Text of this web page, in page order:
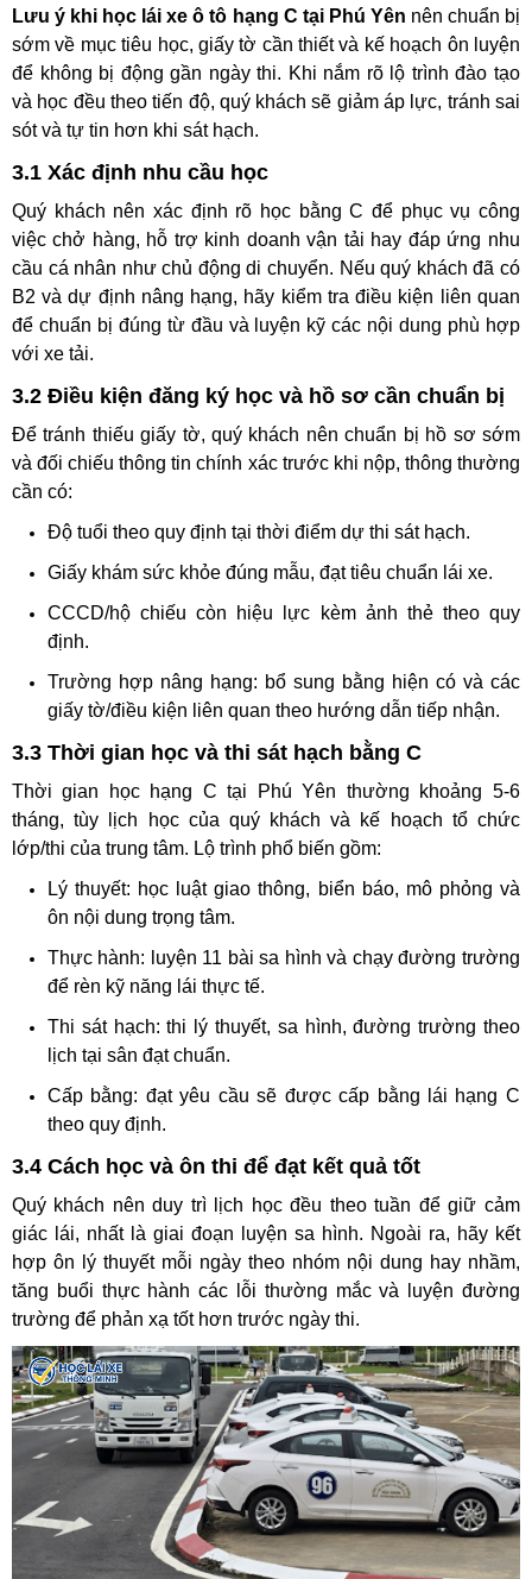
Lưu ý khi học lái xe ô tô hạng C tại Phú Yên nên chuẩn bị
sớm về mục tiêu học, giấy tờ cần thiết và kế hoạch ôn luyện
để không bị động gần ngày thi. Khi nắm rõ lộ trình đào tạo
và học đều theo tiến độ, quý khách sẽ giảm áp lực, tránh sai
sót và tự tin hơn khi sát hạch.
3.1 Xác định nhu cầu học
Quý khách nên xác định rõ học bằng C để phục vụ công
việc chở hàng, hỗ trợ kinh doanh vận tải hay đáp ứng nhu
cầu cá nhân như chủ động di chuyển. Nếu quý khách đã có
B2 và dự định nâng hạng, hãy kiểm tra điều kiện liên quan
để chuẩn bị đúng từ đầu và luyện kỹ các nội dung phù hợp
với xe tải.
3.2 Điều kiện đăng ký học và hồ sơ cần chuẩn bị
Để tránh thiếu giấy tờ, quý khách nên chuẩn bị hồ sơ sớm
và đối chiếu thông tin chính xác trước khi nộp, thông thường
cần có:
Độ tuổi theo quy định tại thời điểm dự thi sát hạch.
Giấy khám sức khỏe đúng mẫu, đạt tiêu chuẩn lái xe.
CCCD/hộ chiếu còn hiệu lực kèm ảnh thẻ theo quy
định.
Trường hợp nâng hạng: bổ sung bằng hiện có và các
giấy tờ/điều kiện liên quan theo hướng dẫn tiếp nhận.
3.3 Thời gian học và thi sát hạch bằng C
Thời gian học hạng C tại Phú Yên thường khoảng 5-6
tháng, tùy lịch học của quý khách và kế hoạch tổ chức
lớp/thi của trung tâm. Lộ trình phổ biến gồm:
Lý thuyết: học luật giao thông, biển báo, mô phỏng và
ôn nội dung trọng tâm.
Thực hành: luyện 11 bài sa hình và chạy đường trường
để rèn kỹ năng lái thực tế.
Thi sát hạch: thi lý thuyết, sa hình, đường trường theo
lịch tại sân đạt chuẩn.
Cấp bằng: đạt yêu cầu sẽ được cấp bằng lái hạng C
theo quy định.
3.4 Cách học và ôn thi để đạt kết quả tốt
Quý khách nên duy trì lịch học đều theo tuần để giữ cảm
giác lái, nhất là giai đoạn luyện sa hình. Ngoài ra, hãy kết
hợp ôn lý thuyết mỗi ngày theo nhóm nội dung hay nhầm,
tăng buổi thực hành các lỗi thường mắc và luyện đường
trường để phản xạ tốt hơn trước ngày thi.